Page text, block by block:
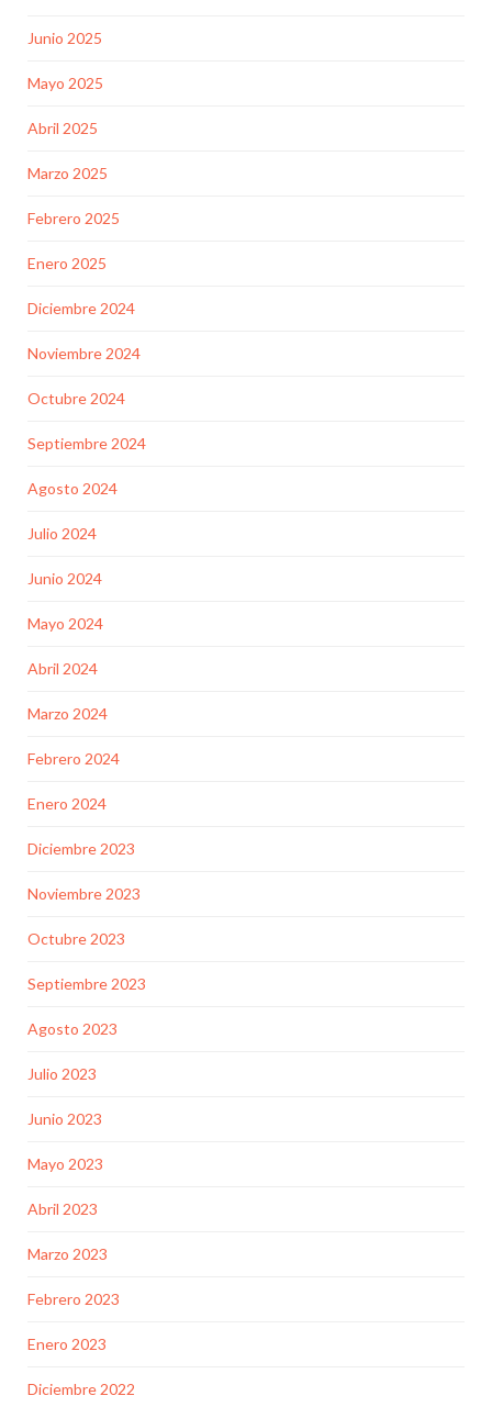
Junio 2025
Mayo 2025
Abril 2025
Marzo 2025
Febrero 2025
Enero 2025
Diciembre 2024
Noviembre 2024
Octubre 2024
Septiembre 2024
Agosto 2024
Julio 2024
Junio 2024
Mayo 2024
Abril 2024
Marzo 2024
Febrero 2024
Enero 2024
Diciembre 2023
Noviembre 2023
Octubre 2023
Septiembre 2023
Agosto 2023
Julio 2023
Junio 2023
Mayo 2023
Abril 2023
Marzo 2023
Febrero 2023
Enero 2023
Diciembre 2022